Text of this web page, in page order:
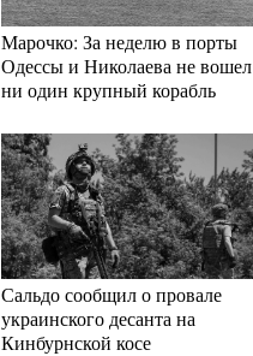
Марочко: За неделю в порты
Одессы и Николаева не вошел
ни один крупный корабль
Сальдо сообщил о провале
украинского десанта на
Кинбурнской косе